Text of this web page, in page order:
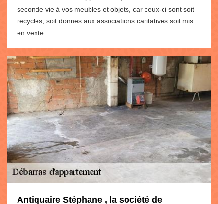
seconde vie à vos meubles et objets, car ceux-ci sont soit
recyclés, soit donnés aux associations caritatives soit mis
en vente.
Antiquaire Stéphane , la société de